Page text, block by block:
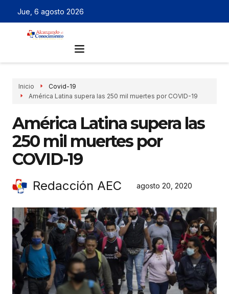
Jue, 6 agosto 2026
Inicio
Covid-19
América Latina supera las 250 mil muertes por COVID-19
América Latina supera las
250 mil muertes por
COVID-19
Redacción AEC agosto 20, 2020